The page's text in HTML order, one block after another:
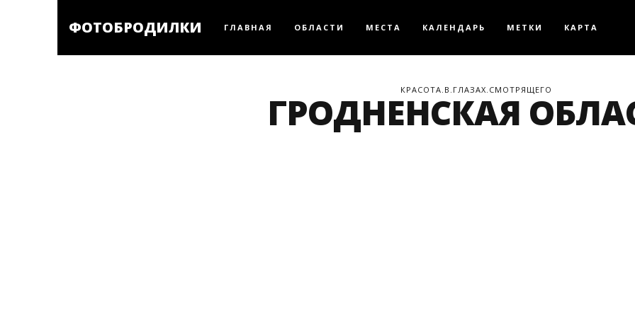
ФОТОБРОДИЛКИ ГЛАВНАЯ ОБЛАСТИ МЕСТА КАЛЕНДАРЬ МЕТКИ КАРТА
КРАСОТА.В.ГЛАЗАХ.СМОТРЯЩЕГО
ГРОДНЕНСКАЯ